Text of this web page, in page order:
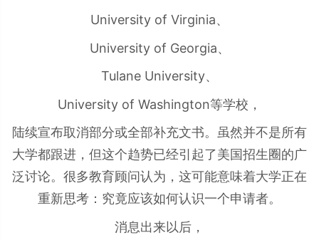
University of Virginia、
University of Georgia、
Tulane University、
University of Washington等学校，
陆续宣布取消部分或全部补充文书。虽然并不是所有
大学都跟进，但这个趋势已经引起了美国招生圈的广
泛讨论。很多教育顾问认为，这可能意味着大学正在
重新思考：究竟应该如何认识一个申请者。
消息出来以后，